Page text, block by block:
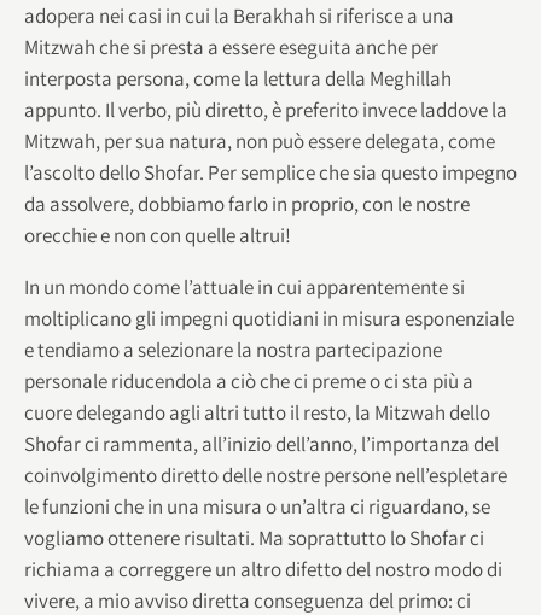
adopera nei casi in cui la Berakhah si riferisce a una
Mitzwah che si presta a essere eseguita anche per
interposta persona, come la lettura della Meghillah
appunto. Il verbo, più diretto, è preferito invece laddove la
Mitzwah, per sua natura, non può essere delegata, come
l’ascolto dello Shofar. Per semplice che sia questo impegno
da assolvere, dobbiamo farlo in proprio, con le nostre
orecchie e non con quelle altrui!
In un mondo come l’attuale in cui apparentemente si
moltiplicano gli impegni quotidiani in misura esponenziale
e tendiamo a selezionare la nostra partecipazione
personale riducendola a ciò che ci preme o ci sta più a
cuore delegando agli altri tutto il resto, la Mitzwah dello
Shofar ci rammenta, all’inizio dell’anno, l’importanza del
coinvolgimento diretto delle nostre persone nell’espletare
le funzioni che in una misura o un’altra ci riguardano, se
vogliamo ottenere risultati. Ma soprattutto lo Shofar ci
richiama a correggere un altro difetto del nostro modo di
vivere, a mio avviso diretta conseguenza del primo: ci